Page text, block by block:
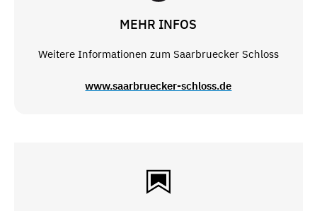
MEHR INFOS
Weitere Informationen zum Saarbruecker Schloss
www.saarbruecker-schloss.de